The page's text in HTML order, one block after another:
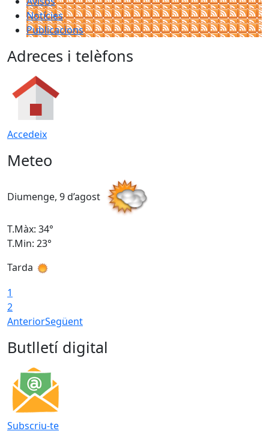
Notícies
Publicacions
Adreces i telèfons
Accedeix
Meteo
Diumenge, 9 d’agost
T.Màx: 34°
T.Min: 23°
Tarda
1
2
AnteriorSegüent
Butlletí digital
Subscriu-te